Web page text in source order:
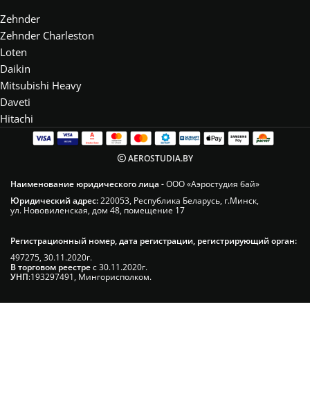
Zehnder
Zehnder Charleston
Loten
Daikin
Mitsubishi Heavy
Daveti
Hitachi
AEROSTUDIA.BY
Наименование юридического лица -ООО «Аэростудия бай»
Юридический адрес:220053, Республика Беларусь, г.Минск,
ул. Нововиленская, дом 48, помещение 17
Регистрационный номер, дата регистрации, регистрирующий орган:
497275, 30.11.2020г.
В торговом реестрес 30.11.2020г.
УНП:193297491, Мингорисполком.